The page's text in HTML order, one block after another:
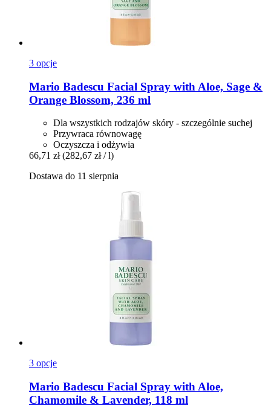
3 opcje
Mario Badescu Facial Spray with Aloe, Sage &
Orange Blossom, 236 ml
Dla wszystkich rodzajów skóry - szczególnie suchej
Przywraca równowagę
Oczyszcza i odżywia
66,71 zł (282,67 zł / l)
Dostawa do 11 sierpnia
3 opcje
Mario Badescu Facial Spray with Aloe,
Chamomile & Lavender, 118 ml